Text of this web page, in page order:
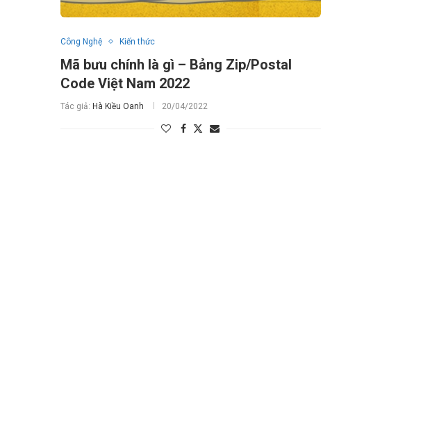
Công Nghệ Kiến thức
Mã bưu chính là gì – Bảng Zip/Postal
Code Việt Nam 2022
Tác giả: Hà Kiều Oanh 20/04/2022